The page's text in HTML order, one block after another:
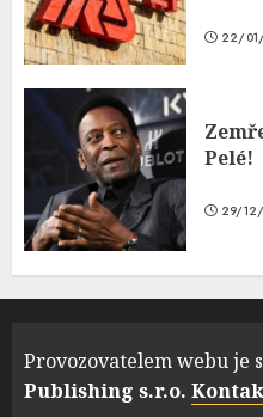
22/
Pelé!
29/
Provozovatelem webu je
Publishing s.r.o.